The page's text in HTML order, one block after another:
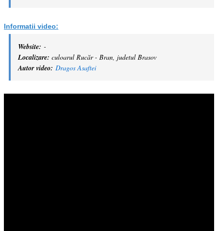
Informatii video:
Website: -
Localizare: culoarul Rucăr - Bran, judetul Brasov
Autor video: Dragos Asaftei